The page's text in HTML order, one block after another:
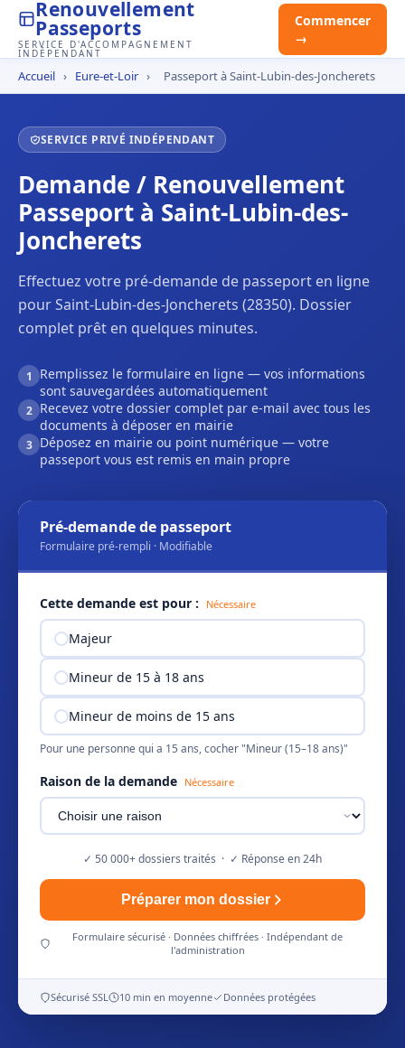
Renouvellement
Passeports
SERVICE D'ACCOMPAGNEMENT
INDÉPENDANT
Commencer
→
Accueil › Eure-et-Loir › Passeport à Saint-Lubin-des-Joncherets
SERVICE PRIVÉ INDÉPENDANT
Demande / Renouvellement
Passeport à Saint-Lubin-des-
Joncherets
Effectuez votre pré-demande de passeport en ligne
pour Saint-Lubin-des-Joncherets (28350). Dossier
complet prêt en quelques minutes.
1
Remplissez le formulaire en ligne — vos informations
sont sauvegardées automatiquement
2 Recevez votre dossier complet par e-mail avec tous les
documents à déposer en mairie
3 Déposez en mairie ou point numérique — votre
passeport vous est remis en main propre
Pré-demande de passeport
Formulaire pré-rempli · Modifiable
Cette demande est pour : Nécessaire
Majeur
Mineur de 15 à 18 ans
Mineur de moins de 15 ans
Pour une personne qui a 15 ans, cocher "Mineur (15–18 ans)"
Raison de la demande Nécessaire
✓ 50 000+ dossiers traités · ✓ Réponse en 24h
Préparer mon dossier
Formulaire sécurisé · Données chiffrées · Indépendant de
l'administration
Sécurisé SSL 10 min en moyenne Données protégées